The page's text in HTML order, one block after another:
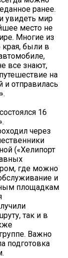
ранее.
увидеть мир
место не
Многие из
края, были в
все знают,
на
и отправилась
16
через
(«Хелипорт
где можно
и
площадкам
так и в
Важно
подготовка